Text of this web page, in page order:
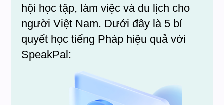
hội học tập, làm việc và du lịch cho
người Việt Nam. Dưới đây là 5 bí
quyết học tiếng Pháp hiệu quả với
SpeakPal: